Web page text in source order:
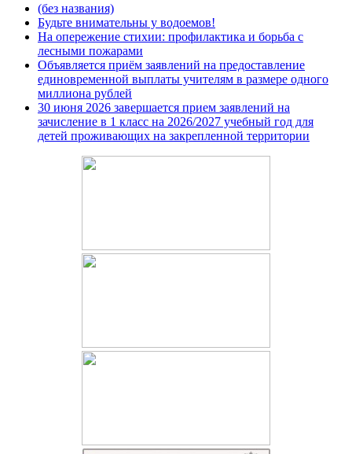
(без названия)
Будьте внимательны у водоемов!
На опережение стихии: профилактика и борьба с
лесными пожарами
Объявляется приём заявлений на предоставление
единовременной выплаты учителям в размере одного
миллиона рублей
30 июня 2026 завершается прием заявлений на
зачисление в 1 класс на 2026/2027 учебный год для
детей проживающих на закрепленной территории